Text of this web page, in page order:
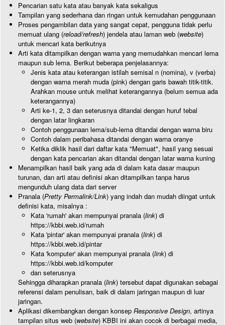
Pencarian satu kata atau banyak kata sekaligus
Tampilan yang sederhana dan ringan untuk kemudahan penggunaan
Proses pengambilan data yang sangat cepat, pengguna tidak perlu
memuat ulang (reload/refresh) jendela atau laman web (website)
untuk mencari kata berikutnya
Arti kata ditampilkan dengan warna yang memudahkan mencari lema
maupun sub lema. Berikut beberapa penjelasannya:
Jenis kata atau keterangan istilah semisal n (nomina), v (verba)
dengan warna merah muda (pink) dengan garis bawah titik-titik.
Arahkan mouse untuk melihat keterangannya (belum semua ada
keterangannya)
Arti ke-1, 2, 3 dan seterusnya ditandai dengan huruf tebal
dengan latar lingkaran
Contoh penggunaan lema/sub-lema ditandai dengan warna biru
Contoh dalam peribahasa ditandai dengan warna oranye
Ketika diklik hasil dari daftar kata "Memuat", hasil yang sesuai
dengan kata pencarian akan ditandai dengan latar warna kuning
Menampilkan hasil baik yang ada di dalam kata dasar maupun
turunan, dan arti atau definisi akan ditampilkan tanpa harus
mengunduh ulang data dari server
Pranala (Pretty Permalink/Link) yang indah dan mudah diingat untuk
definisi kata, misalnya :
Kata 'rumah' akan mempunyai pranala (link) di
https://kbbi.web.id/rumah
Kata 'pintar' akan mempunyai pranala (link) di
https://kbbi.web.id/pintar
Kata 'komputer' akan mempunyai pranala (link) di
https://kbbi.web.id/komputer
dan seterusnya
Sehingga diharapkan pranala (link) tersebut dapat digunakan sebagai
referensi dalam penulisan, baik di dalam jaringan maupun di luar
jaringan.
Aplikasi dikembangkan dengan konsep Responsive Design, artinya
tampilan situs web (website) KBBI ini akan cocok di berbagai media,